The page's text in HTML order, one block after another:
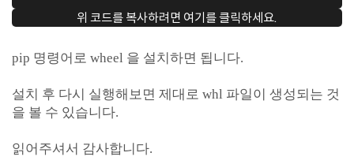
위 코드를 복사하려면 여기를 클릭하세요.
pip 명령어로 wheel 을 설치하면 됩니다.
설치 후 다시 실행해보면 제대로 whl 파일이 생성되는 것
을 볼 수 있습니다.
읽어주셔서 감사합니다.